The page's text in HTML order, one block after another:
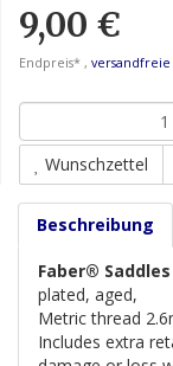
9,00 €
Endpreis* ,
Wunschzettel
Beschreibung
Faber®
plated, aged,
Metric thread
Includes extra